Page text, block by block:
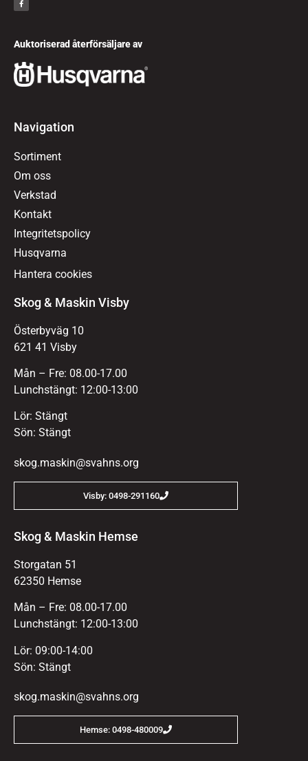
Auktoriserad återförsäljare av
Navigation
Sortiment
Om oss
Verkstad
Kontakt
Integritetspolicy
Husqvarna
Hantera cookies
Skog & Maskin Visby
Österbyväg 10
621 41 Visby
Mån – Fre: 08.00-17.00
Lunchstängt: 12:00-13:00
Lör: Stängt
Sön: Stängt
skog.maskin@svahns.org
Visby: 0498-291160
Skog & Maskin Hemse
Storgatan 51
62350 Hemse
Mån – Fre: 08.00-17.00
Lunchstängt: 12:00-13:00
Lör: 09:00-14:00
Sön: Stängt
skog.maskin@svahns.org
Hemse: 0498-480009